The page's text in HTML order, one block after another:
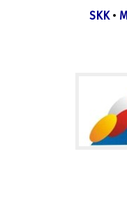
SKK•